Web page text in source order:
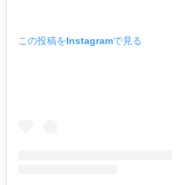
この投稿をInstagramで見る